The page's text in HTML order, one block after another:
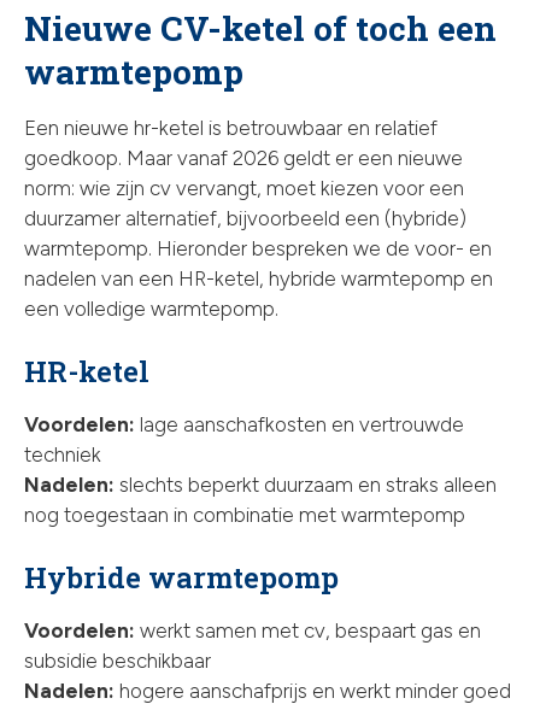
Nieuwe CV-ketel of toch een
warmtepomp
Een nieuwe hr-ketel is betrouwbaar en relatief
goedkoop. Maar vanaf 2026 geldt er een nieuwe
norm: wie zijn cv vervangt, moet kiezen voor een
duurzamer alternatief, bijvoorbeeld een (hybride)
warmtepomp. Hieronder bespreken we de voor- en
nadelen van een HR-ketel, hybride warmtepomp en
een volledige warmtepomp.
HR-ketel
Voordelen: lage aanschafkosten en vertrouwde
techniek
Nadelen: slechts beperkt duurzaam en straks alleen
nog toegestaan in combinatie met warmtepomp
Hybride warmtepomp
Voordelen: werkt samen met cv, bespaart gas en
subsidie beschikbaar
Nadelen: hogere aanschafprijs en werkt minder goed